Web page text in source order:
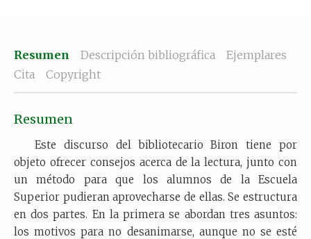
Resumen Descripción bibliográfica
Ejemplares
Cita
Copyright
Resumen
Este discurso del bibliotecario Biron tiene por
objeto ofrecer consejos acerca de la lectura, junto con
un método para que los alumnos de la Escuela
Superior pudieran aprovecharse de ellas. Se estructura
en dos partes. En la primera se abordan tres asuntos:
los motivos para no desanimarse, aunque no se esté